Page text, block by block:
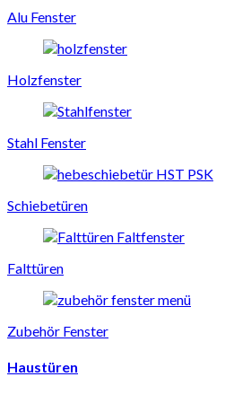
Alu Fenster
Holzfenster
Stahl Fenster
Schiebetüren
Falttüren
Zubehör Fenster
Haustüren